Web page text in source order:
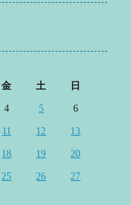
金 土 日
4 5 6
11 12 13
18 19 20
25 26 27